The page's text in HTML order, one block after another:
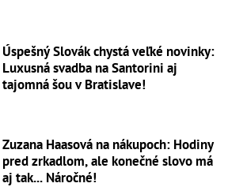
Úspešný Slovák chystá veľké novinky:
Luxusná svadba na Santorini aj
tajomná šou v Bratislave!
Zuzana Haasová na nákupoch: Hodiny
pred zrkadlom, ale konečné slovo má
aj tak... Náročné!